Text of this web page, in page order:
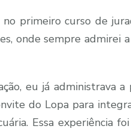
primeiro curso de
onde sempre admirei
eu já administrava
do Lopa para
Essa experiência